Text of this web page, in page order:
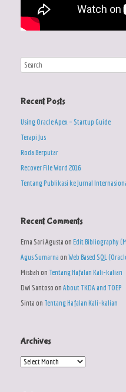
Recent Posts
Using Oracle Apex – Startup Guide
Terapi Jus
Roda Berputar
Recover File Word 2016
Tentang Publikasi ke Jurnal
Recent Comments
Erna Sari Agusta on Edit Bibliography
Agus Sumarna on Web Based SQL
Misbah on Tentang Hafalan Kali-kalian
Dwi Santoso on About TKDA and TOEP
Sinta on Tentang Hafalan Kali-kalian
Archives
Archives